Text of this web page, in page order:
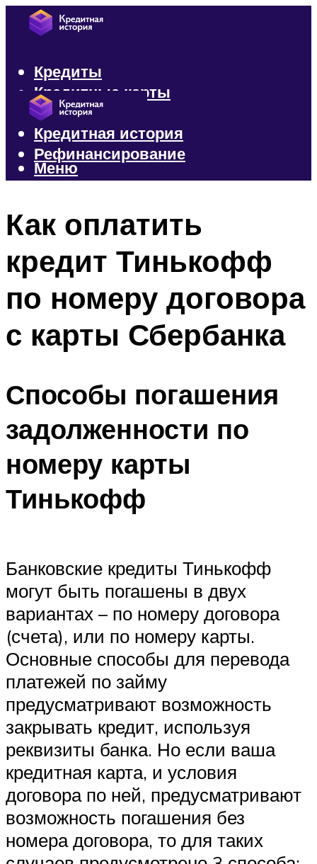
Кредиты
Кредитные карты
Микрозаймы
Кредитная история
Рефинансирование
Меню
Как оплатить
кредит Тинькофф
по номеру договора
с карты Сбербанка
Способы погашения
задолженности по
номеру карты
Тинькофф
Банковские кредиты Тинькофф
могут быть погашены в двух
вариантах – по номеру договора
(счета), или по номеру карты.
Основные способы для перевода
платежей по займу
предусматривают возможность
закрывать кредит, используя
реквизиты банка. Но если ваша
кредитная карта, и условия
договора по ней, предусматривают
возможность погашения без
номера договора, то для таких